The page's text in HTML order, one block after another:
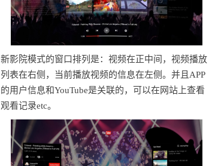
新影院模式的窗口排列是：视频在正中间，视频播放
列表在右侧，当前播放视频的信息在左侧。并且APP
的用户信息和YouTube是关联的，可以在网站上查看
观看记录etc。